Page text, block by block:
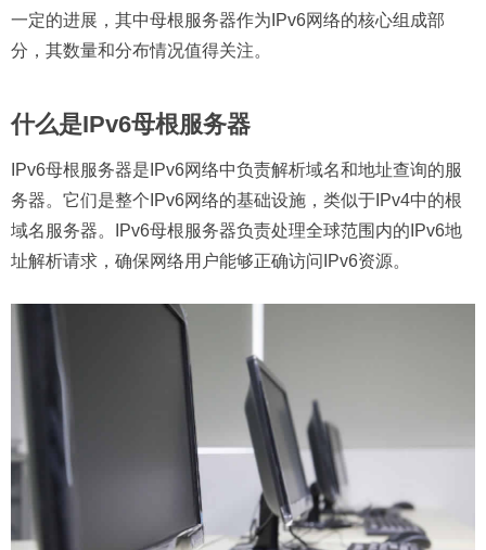
一定的进展，其中母根服务器作为IPv6网络的核心组成部
分，其数量和分布情况值得关注。
什么是IPv6母根服务器
IPv6母根服务器是IPv6网络中负责解析域名和地址查询的服
务器。它们是整个IPv6网络的基础设施，类似于IPv4中的根
域名服务器。IPv6母根服务器负责处理全球范围内的IPv6地
址解析请求，确保网络用户能够正确访问IPv6资源。